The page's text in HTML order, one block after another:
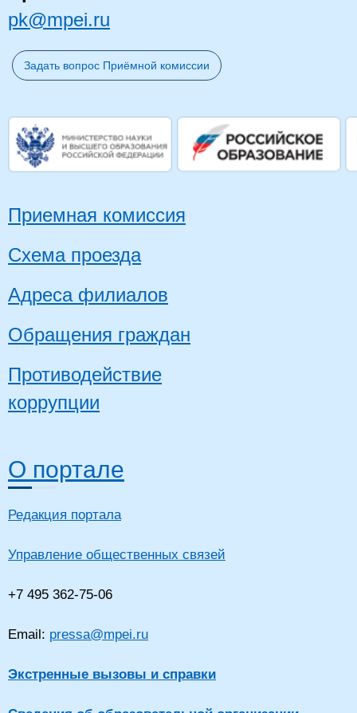
pk@mpei.ru
Задать вопрос Приёмной комиссии
Приемная комиссия
Схема проезда
Адреса филиалов
Обращения граждан
Противодействие
коррупции
О портале
Редакция портала
Управление общественных связей
+7 495 362-75-06
Email: pressa@mpei.ru
Экстренные вызовы и справки